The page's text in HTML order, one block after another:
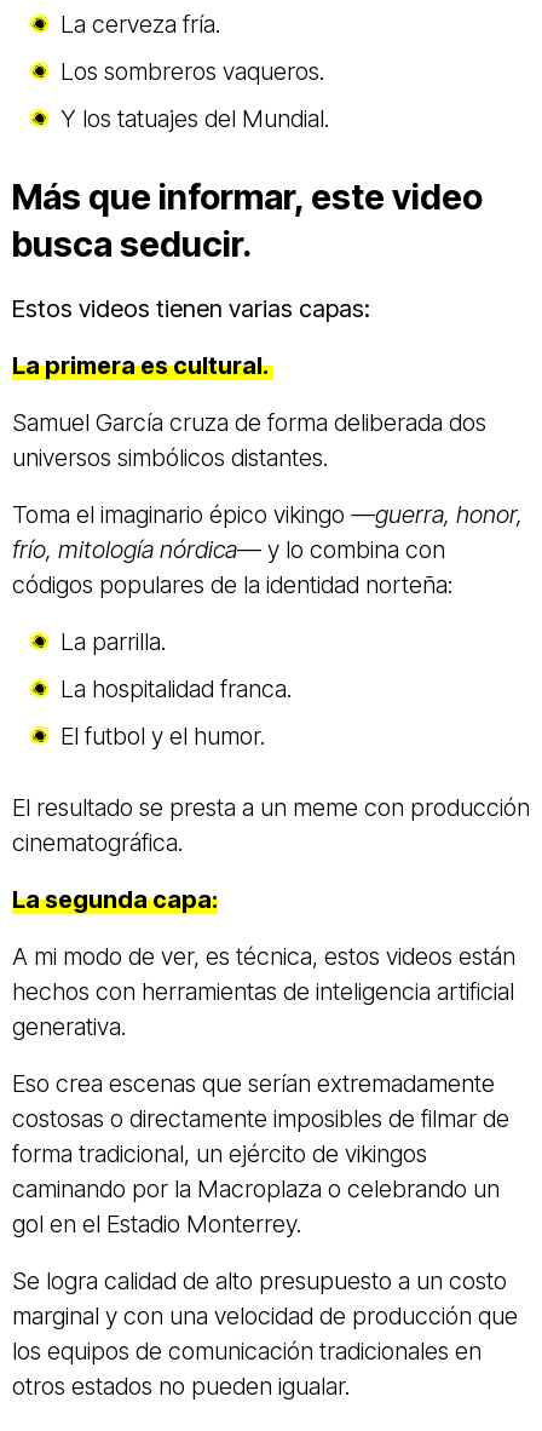
La cerveza fría.
Los sombreros vaqueros.
Y los tatuajes del Mundial.
Más que informar, este video
busca seducir.
Estos videos tienen varias capas:
La primera es cultural.
Samuel García cruza de forma deliberada dos
universos simbólicos distantes.
Toma el imaginario épico vikingo —guerra, honor,
frío, mitología nórdica—y lo combina con
códigos populares de la identidad norteña:
La parrilla.
La hospitalidad franca.
El futbol y el humor.
El resultado se presta a un meme con producción
cinematográfica.
La segunda capa:
A mi modo de ver, es técnica, estos videos están
hechos con herramientas de inteligencia artificial
generativa.
Eso crea escenas que serían extremadamente
costosas o directamente imposibles de filmar de
forma tradicional, un ejército de vikingos
caminando por la Macroplaza o celebrando un
gol en el Estadio Monterrey.
Se logra calidad de alto presupuesto a un costo
marginal y con una velocidad de producción que
los equipos de comunicación tradicionales en
otros estados no pueden igualar.